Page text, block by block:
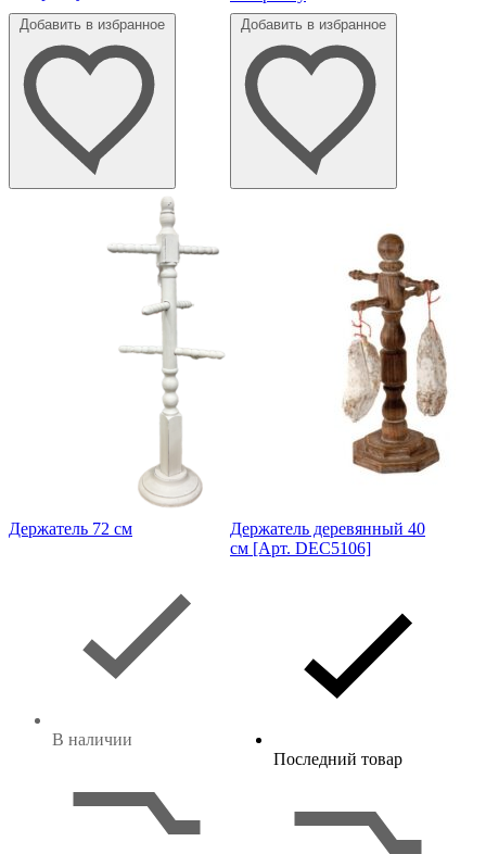
Добавить в избранное
Держатель 72 см
В наличии
Добавить в избранное
Держатель деревянный 40
см [Арт. DEC5106]
Последний товар